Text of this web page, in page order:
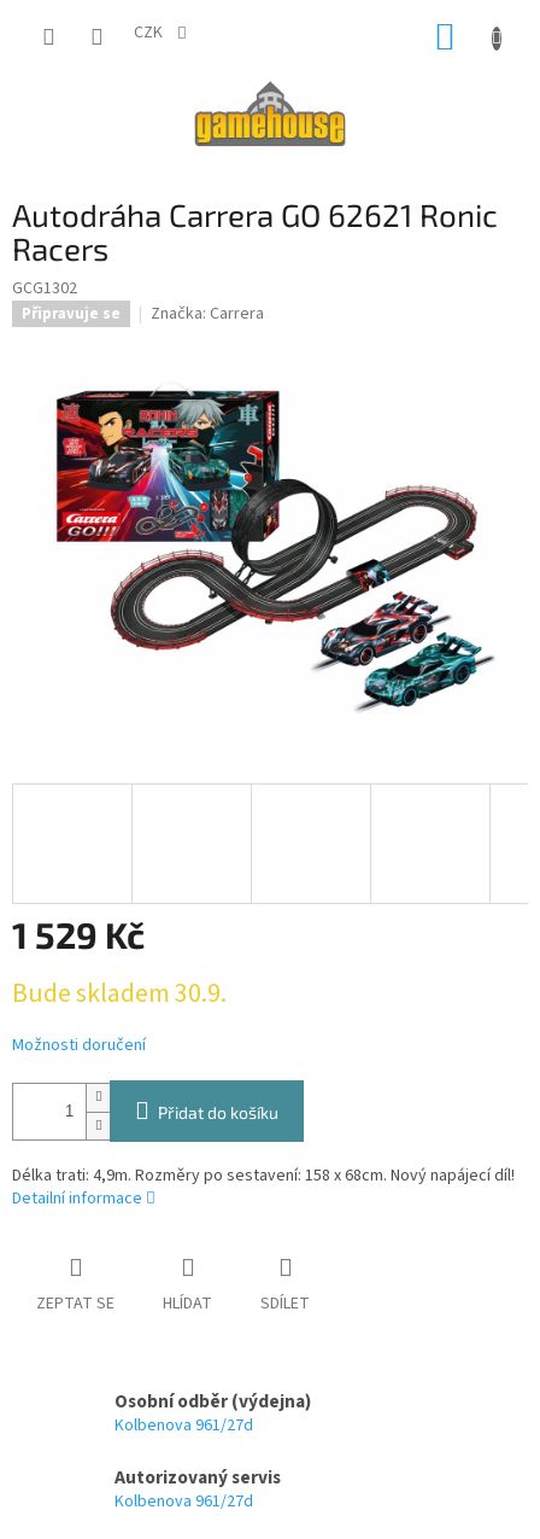
CZK
Autodráha Carrera GO 62621 Ronic
Racers
GCG1302
Připravuje se Značka: Carrera
1 529 Kč
cena:
Bude skladem 30.9.
Možnosti doručení
Přidat do košíku
Délka trati: 4,9m. Rozměry po sestavení: 158 x 68cm. Nový napájecí díl!
Detailní informace
ZEPTAT SE HLÍDAT SDÍLET
Osobní odběr (výdejna)
Kolbenova 961/27d
Autorizovaný servis
Kolbenova 961/27d